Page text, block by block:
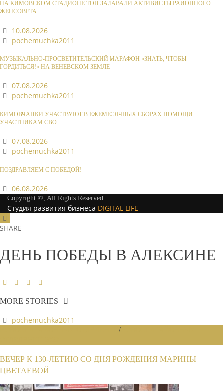
НА КИМОВСКОМ СТАДИОНЕ ТОН ЗАДАВАЛИ АКТИВИСТЫ РАЙОННОГО
ЖЕНСОВЕТА
10.08.2026
pochemuchka2011
МУЗЫКАЛЬНО-ПРОСВЕТИТЕЛЬСКИЙ МАРАФОН «ЗНАТЬ, ЧТОБЫ
ГОРДИТЬСЯ!» НА ВЕНЕВСКОМ ЗЕМЛЕ
07.08.2026
pochemuchka2011
КИМОВЧАНКИ УЧАСТВУЮТ В ЕЖЕМЕСЯЧНЫХ СБОРАХ ПОМОЩИ
УЧАСТНИКАМ СВО
07.08.2026
pochemuchka2011
ПОЗДРАВЛЯЕМ С ПОБЕДОЙ!
06.08.2026
Copyright ©, All Rights Reserved.
Студия развития бизнеса DIGITAL LIFE
SHARE
ДЕНЬ ПОБЕДЫ В АЛЕКСИНЕ
MORE STORIES
pochemuchka2011
/
ВЕЧЕР К 130-ЛЕТИЮ СО ДНЯ РОЖДЕНИЯ МАРИНЫ
ЦВЕТАЕВОЙ